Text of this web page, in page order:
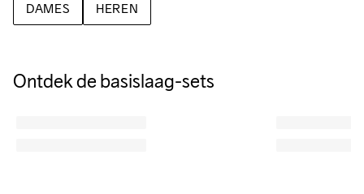
DAMES HEREN
Ontdek de basislaag-sets